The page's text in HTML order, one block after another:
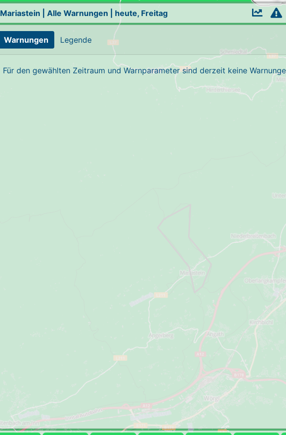
Mariastein Alle Warnungen heute, Freitag
Warnungen Legende
Für den gewählten Zeitraum und Warnparameter sind derzeit keine